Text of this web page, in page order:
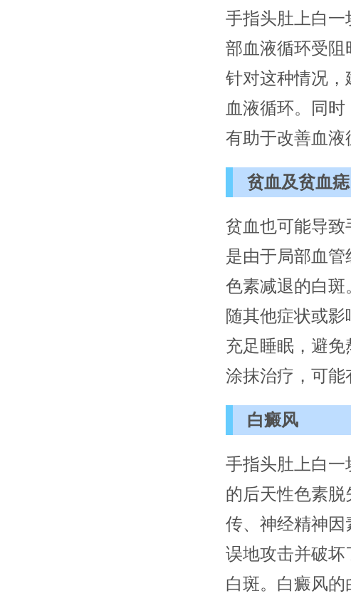
手指头肚上白一
部血液循环受阻
针对这种情况
血液循环。同
有助于改善血液
贫血及贫血痣
贫血也可能导
是由于局部血
色素减退的白
随其他症状或
充足睡眠，避
涂抹治疗，可能
白癜风
手指头肚上白
的后天性色素
传、神经精神
误地攻击并破
白斑。白癜风